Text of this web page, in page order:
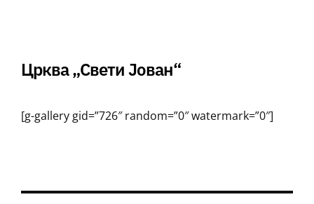
Црква „Свети Јован“
[g-gallery gid=”726″ random=”0″ watermark=”0″]